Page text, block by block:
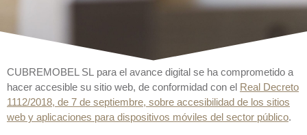
CUBREMOBEL SL para el avance digital se ha comprometido a
hacer accesible su sitio web, de conformidad con el Real Decreto
1112/2018, de 7 de septiembre, sobre accesibilidad de los sitios
web y aplicaciones para dispositivos móviles del sector público.